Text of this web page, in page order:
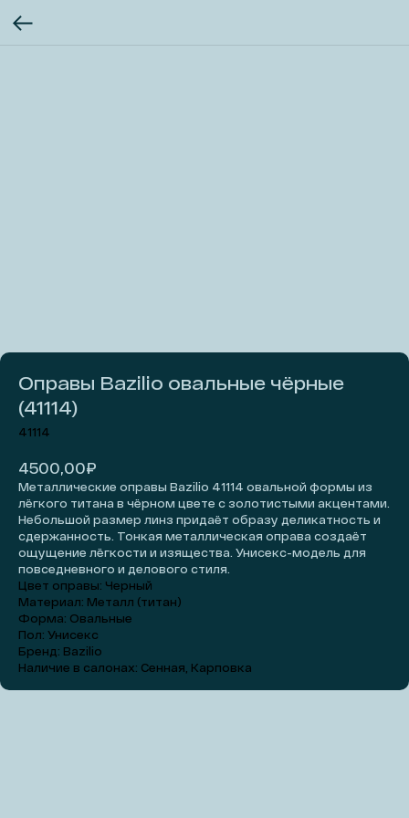
Оправы Bazilio овальные чёрные
(41114)
41114
4500,00₽
Добавить на примерку
Металлические оправы Bazilio 41114 овальной формы из
лёгкого титана в чёрном цвете с золотистыми акцентами.
Небольшой размер линз придаёт образу деликатность и
сдержанность. Тонкая металлическая оправа создаёт
ощущение лёгкости и изящества. Унисекс-модель для
повседневного и делового стиля.
Цвет оправы: Черный
Материал: Металл (титан)
Форма: Овальные
Пол: Унисекс
Бренд: Bazilio
Наличие в салонах: Сенная, Карповка